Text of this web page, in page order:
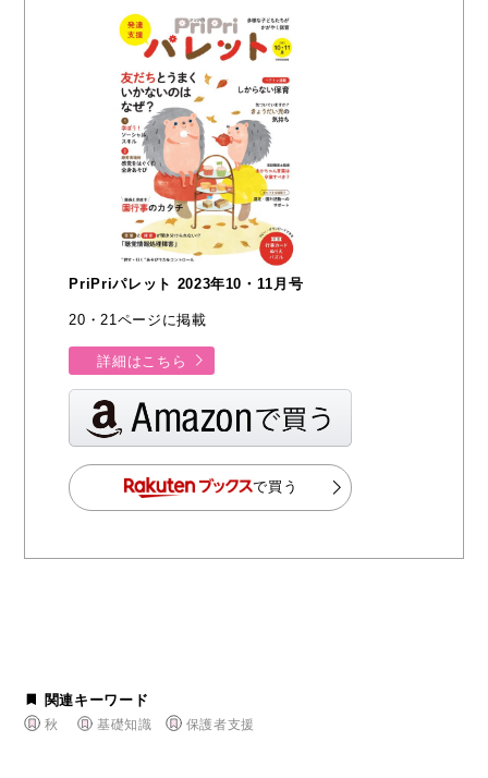
PriPriパレット 2023年10・11月号
20・21ページに掲載
詳細はこちら
で買う
関連キーワード
秋 基礎知識 保護者支援